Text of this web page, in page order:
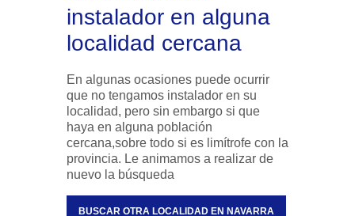
instalador en alguna
localidad cercana
En algunas ocasiones puede ocurrir
que no tengamos instalador en su
localidad, pero sin embargo si que
haya en alguna población
cercana,sobre todo si es limítrofe con la
provincia. Le animamos a realizar de
nuevo la búsqueda
BUSCAR OTRA LOCALIDAD EN NAVARRA